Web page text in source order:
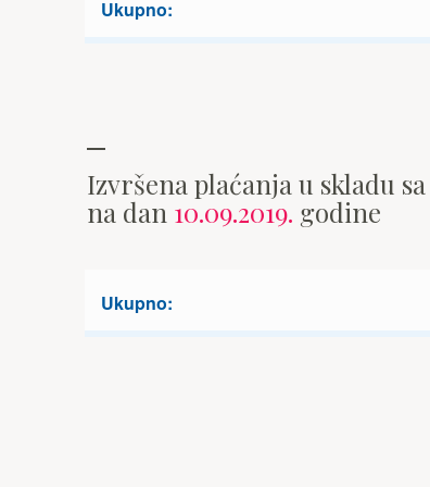
Ukupno:
Izvršena plaćanja u skladu
na dan 10.09.2019. godine
Ukupno: